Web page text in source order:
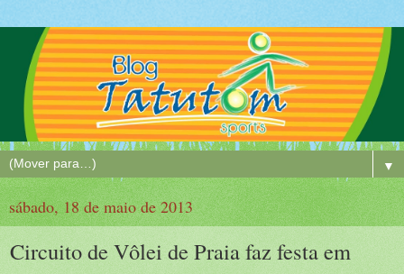
▼
sábado, 18 de maio de 2013
Circuito de Vôlei de Praia faz festa em